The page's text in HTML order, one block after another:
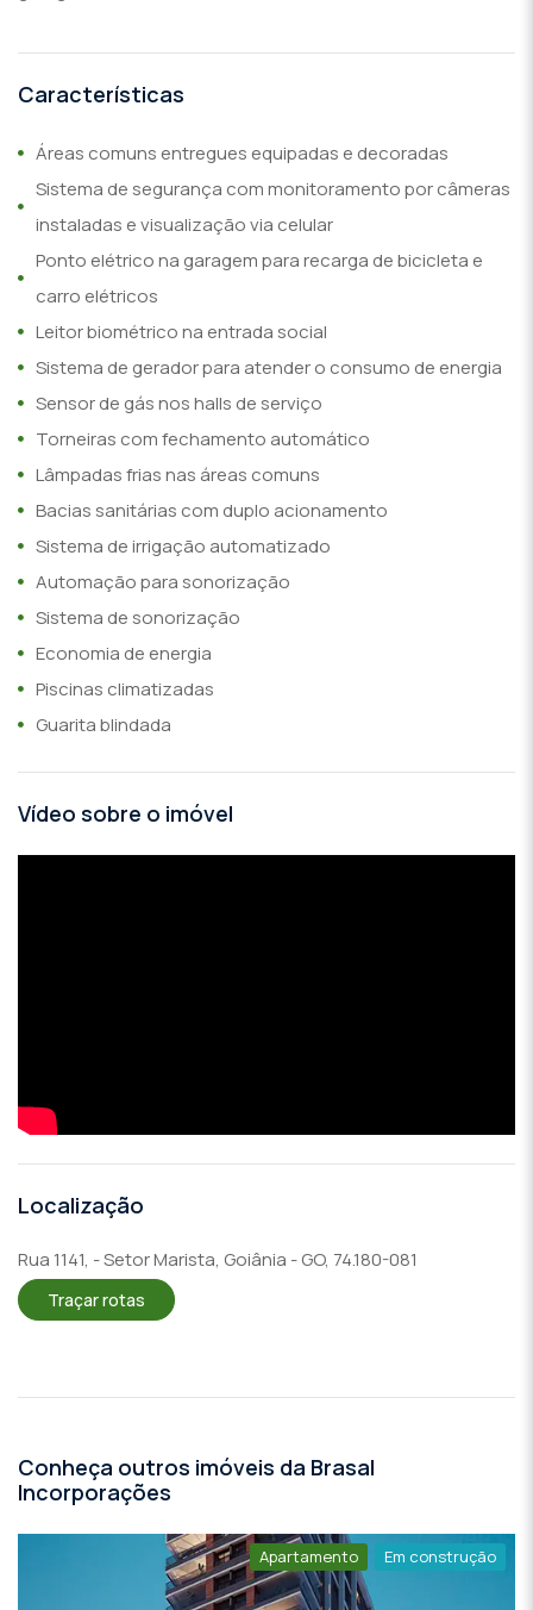
Características
Áreas comuns entregues equipadas e decoradas
Sistema de segurança com monitoramento por câmeras
instaladas e visualização via celular
Ponto elétrico na garagem para recarga de bicicleta e
carro elétricos
Leitor biométrico na entrada social
Sistema de gerador para atender o consumo de energia
Sensor de gás nos halls de serviço
Torneiras com fechamento automático
Lâmpadas frias nas áreas comuns
Bacias sanitárias com duplo acionamento
Sistema de irrigação automatizado
Automação para sonorização
Sistema de sonorização
Economia de energia
Piscinas climatizadas
Guarita blindada
Vídeo sobre o imóvel
Localização
Rua 1141, - Setor Marista, Goiânia - GO, 74.180-081
Traçar rotas
Conheça outros imóveis da Brasal
Incorporações
Apartamento Em construção